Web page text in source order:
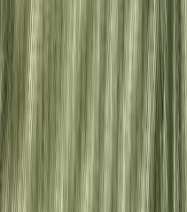
930 ₽
В наличии
Артикул:ЭС-30
Ширина
Производитель
Китай
Состав
PL 90 %, 10 % EL
Цвет
Плотность
70 г/м2
Цена указана за 1 метр.
В корзину
Описание